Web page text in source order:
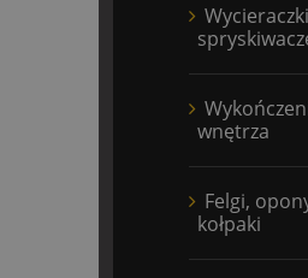
wnętrza
Felgi,
kołpaki